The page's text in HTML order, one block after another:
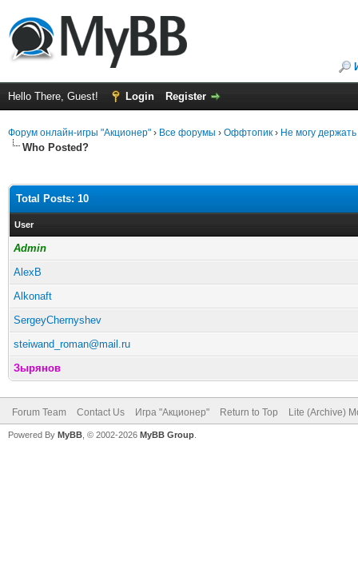
Hello There, Guest! Login Register
Форум онлайн-игры "Акционер" › Все форумы › Оффтопик › Не могу
Who Posted?
Total Posts: 10
User
Admin
AlexB
Alkonaft
SergeyChernyshev
steiwand_roman@mail.ru
Зырянов
Forum Team Contact Us Игра "Акционер" Return to Top Lite (Archive)
Powered By MyBB , © 2002-2026 MyBB Group